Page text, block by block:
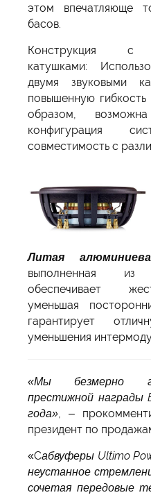
этом впечатляюще
басов.
Конструкция с
катушками:
двумя звуковыми
повышенную
образом,
конфигурация
совместимость с
Литая
выполненная
обеспечивает
уменьшая
гарантирует
уменьшения
«Мы безмерно
престижной награды
года», –
президент по
«Сабвуферы Ultimo
неустанное
сочетая передовые